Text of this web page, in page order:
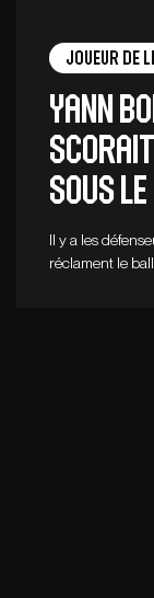
Joueur de
Yann
scorait
sous
Il y a les
réclament le